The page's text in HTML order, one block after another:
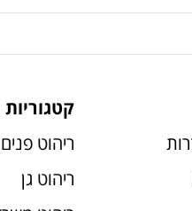
ריהוט פנים
ריהוט גן